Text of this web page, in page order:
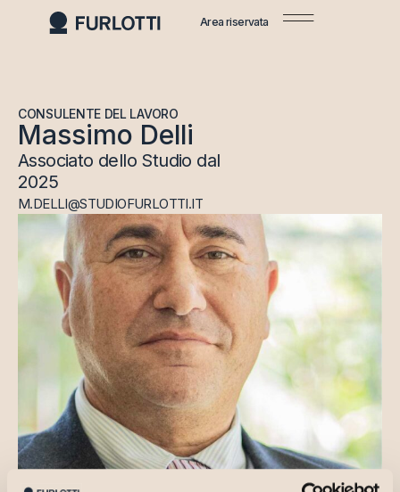
Area riservata
CONSULENTE DEL LAVORO
Massimo Delli
Associato dello Studio dal
2025
M.DELLI@STUDIOFURLOTTI.IT